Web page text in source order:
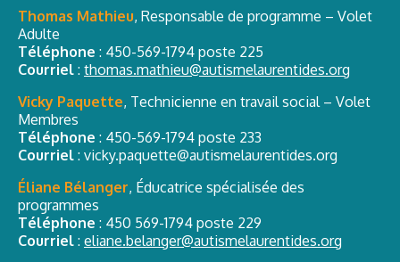
Thomas Mathieu, Responsable de programme – Volet
Adulte
Téléphone : 450-569-1794 poste 225
Courriel : thomas.mathieu@autismelaurentides.org
Vicky Paquette, Technicienne en travail social – Volet
Membres
Téléphone : 450-569-1794 poste 233
Courriel : vicky.paquette@autismelaurentides.org
Éliane Bélanger, Éducatrice spécialisée des
programmes
Téléphone : 450 569-1794 poste 229
Courriel : eliane.belanger@autismelaurentides.org